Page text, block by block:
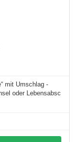
mit Umschlag -
oder Lebensabsc